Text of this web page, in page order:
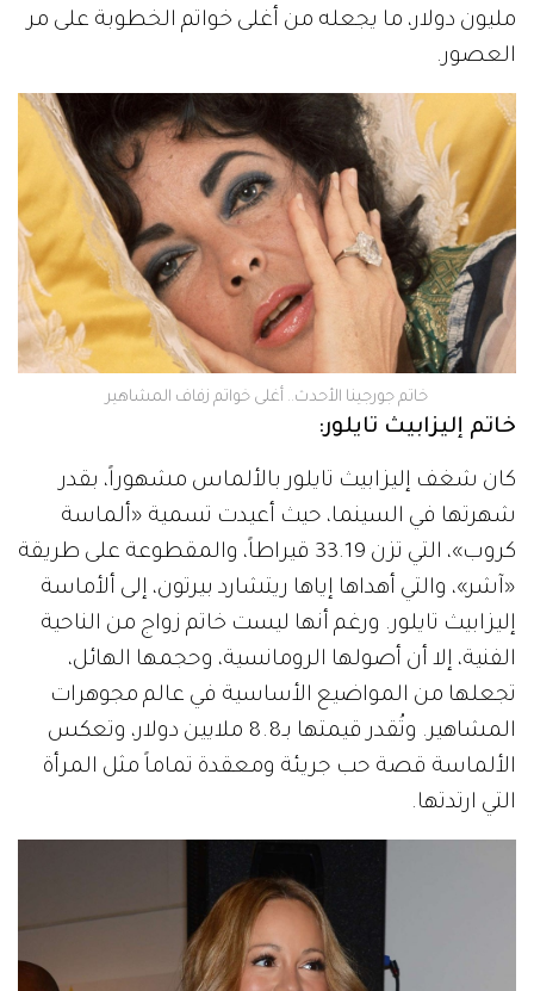
مليون دولار، ما يجعله من أغلى خواتم الخطوبة على مر
العصور.
خاتم جورجينا الأحدث.. أغلى خواتم زفاف المشاهير
خاتم إليزابيث تايلور:
كان شغف إليزابيث تايلور بالألماس مشهوراً، بقدر
شهرتها في السينما، حيث أعيدت تسمية «ألماسة
كروب»، التي تزن 33.19 قيراطاً، والمقطوعة على طريقة
«آشر»، والتي أهداها إياها ريتشارد بيرتون، إلى ألأماسة
إليزابيث تايلور. ورغم أنها ليست خاتم زواج من الناحية
الفنية، إلا أن أصولها الرومانسية، وحجمها الهائل،
تجعلها من المواضيع الأساسية في عالم مجوهرات
المشاهير. وتُقدر قيمتها بـ8.8 ملايين دولار، وتعكس
الألماسة قصة حب جريئة ومعقدة تماماً مثل المرأة
التي ارتدتها.